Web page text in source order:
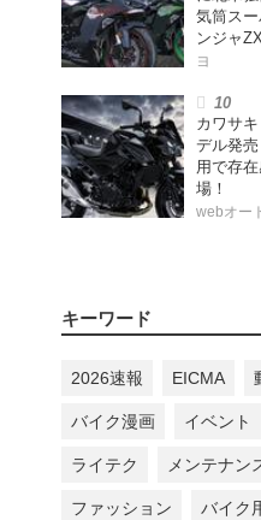
気筒ス
ンジャ
デルを
ヨ
カワサ
デル発
用で存
場！
webオー
キーワード
2026速報 EICMA
バイク漫画 イベント
ライテク メンテナン
ファッション バイク